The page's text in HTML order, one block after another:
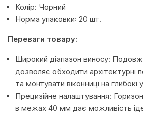
Колір: Чорний
Норма упаковки: 20 шт.
Переваги товару:
Широкий діапазон виносу:
дозволяє обходити архітектурні
та монтувати віконниці на глибокі
Прецизійне налаштування:
в межах 40 мм дає можливість